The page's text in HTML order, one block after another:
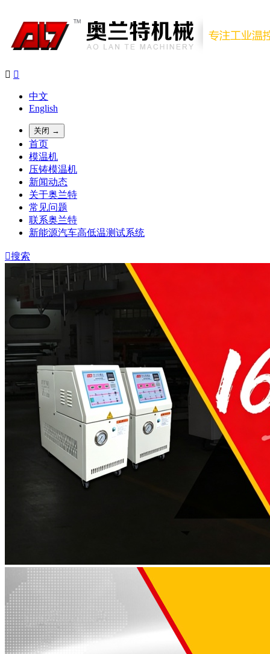
 
中文
English
关闭 →
首页
模温机
压铸模温机
新闻动态
关于奥兰特
常见问题
联系奥兰特
新能源汽车高低温测试系统
搜索